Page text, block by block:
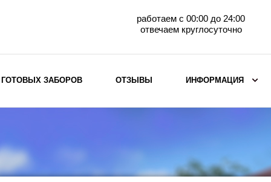
работаем с 00:00 до 24:00
отвечаем круглосуточно
горизонтального
ГОТОВЫХ ЗАБОРОВ ОТЗЫВЫ ИНФОРМАЦИЯ